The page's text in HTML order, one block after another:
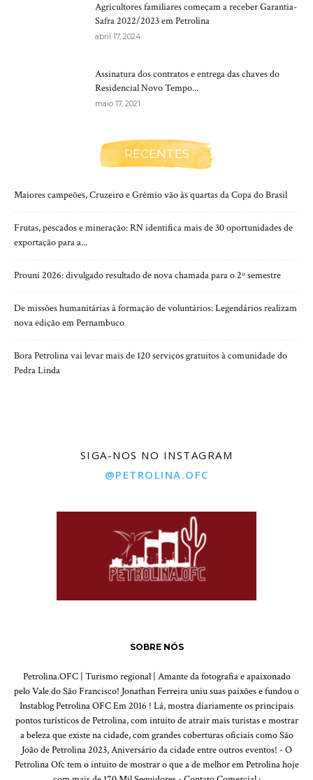
Agricultores familiares começam a receber Garantia-
Safra 2022/2023 em Petrolina
abril 17, 2024
Assinatura dos contratos e entrega das chaves do
Residencial Novo Tempo...
maio 17, 2021
RECENTES
Maiores campeões, Cruzeiro e Grêmio vão às quartas da Copa do Brasil
Frutas, pescados e mineração: RN identifica mais de 30 oportunidades de
exportação para a...
Prouni 2026: divulgado resultado de nova chamada para o 2º semestre
De missões humanitárias à formação de voluntários: Legendários realizam
nova edição em Pernambuco
Bora Petrolina vai levar mais de 120 serviços gratuitos à comunidade do
Pedra Linda
SIGA-NOS NO INSTAGRAM
@PETROLINA.OFC
SOBRE NÓS
Petrolina.OFC | Turismo regional | Amante da fotografia e apaixonado
pelo Vale do São Francisco! Jonathan Ferreira uniu suas paixões e fundou o
Instablog Petrolina OFC Em 2016 ! Lá, mostra diariamente os principais
pontos turísticos de Petrolina, com intuito de atrair mais turistas e mostrar
a beleza que existe na cidade, com grandes coberturas oficiais como São
João de Petrolina 2023, Aniversário da cidade entre outros eventos! - O
Petrolina Ofc tem o intuito de mostrar o que a de melhor em Petrolina hoje